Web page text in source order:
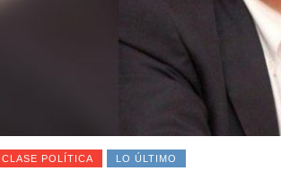
CLASE POLÍTICA LO ÚLTIMO